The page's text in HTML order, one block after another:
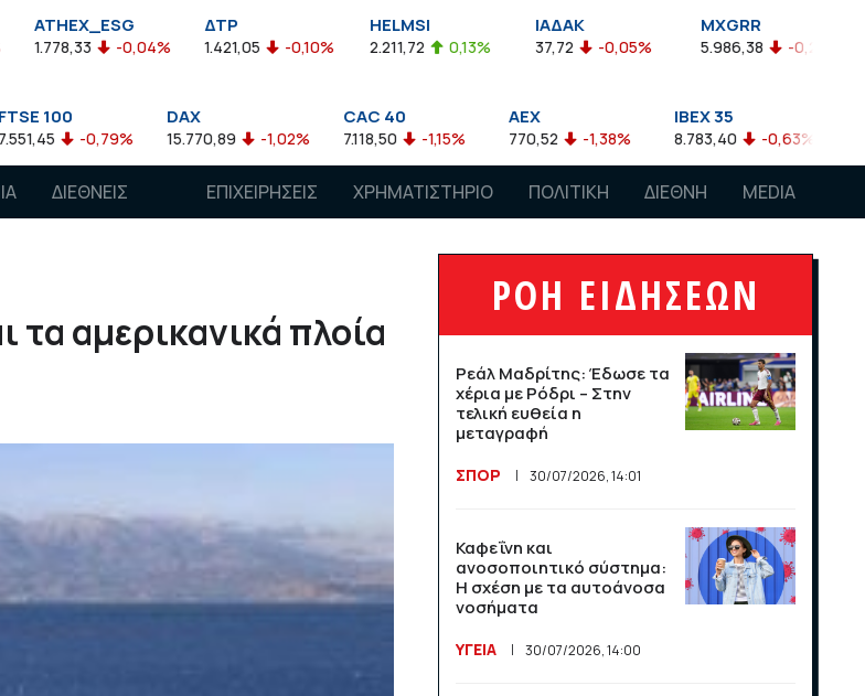
-0,04%
ΔΤΡ
1.421,05 -0,10% 2.211,72 0,13% 37,72 -0,05% 5.986,38 -0,23% 2.924,61
DAX
15.770,89 -1,02% 7.118,50 -1,15%
AEX
770,52 -1,38% 8.783,40 -0,63% 4.007,68
ΔΙΕΘΝΕΙΣ
ΕΠΙΧΕΙΡΗΣΕΙΣ ΧΡΗΜΑΤΙΣΤΗΡΙΟ ΠΟΛΙΤΙΚΗ ΔΙΕΘΝΗ MEDIA
τα αμερικανικά πλοία
ΡΟΗ ΕΙΔΗΣΕΩΝ
Ρεάλ Μαδρίτης: Έδωσε τα
χέρια με Ρόδρι – Στην
τελική ευθεία η
μεταγραφή
ΣΠΟΡ 30/07/2026, 14:01
Καφεΐνη και
ανοσοποιητικό σύστημα:
Η σχέση με τα αυτοάνοσα
νοσήματα
ΥΓΕΙΑ 30/07/2026, 14:00